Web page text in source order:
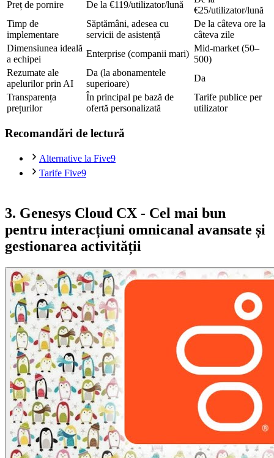
Preț de pornire
De la €119/utilizator/lună
€25/utilizator/lună
Timp de
implementare
Săptămâni, adesea cu
servicii de asistență
De la câteva ore la
câteva zile
Dimensiunea ideală
a echipei
Enterprise (companii mari)
Mid-market (50–
500)
Rezumate ale
apelurilor prin AI
Da (la abonamentele
superioare)
Da
Transparența
prețurilor
În principal pe bază de
ofertă personalizată
Tarife publice per
utilizator
Recomandări de lectură
Alternative la Five9
Tarife Five9
3. Genesys Cloud CX - Cel mai bun
pentru interacțiuni omnicanal avansate și
gestionarea activității